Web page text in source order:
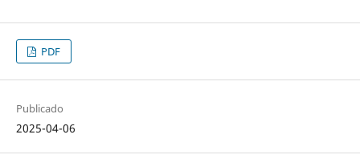
PDF
Publicado
2025-04-06